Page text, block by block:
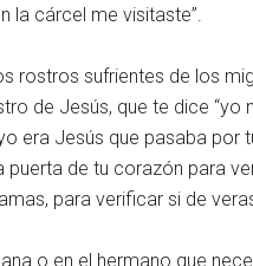
la cárcel me visitaste”.
rostros sufrientes de los
de Jesús, que te dice “yo
era Jesús que pasaba por
puerta de tu corazón para
para verificar si de
o en el hermano que